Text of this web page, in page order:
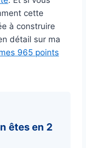
cette
à construire
détail sur ma
965 points
êtes en 2